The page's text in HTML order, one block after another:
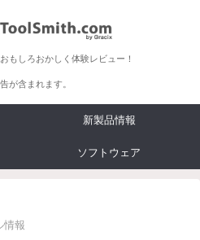
もしろおかしく体験レビュー！
が含まれます。
新製品情報
ソフトウェア
情報